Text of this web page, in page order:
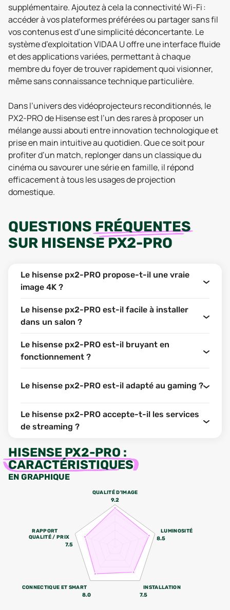
supplémentaire. Ajoutez à cela la connectivité Wi-Fi :
accéder à vos plateformes préférées ou partager sans fil
vos contenus est d’une simplicité déconcertante. Le
système d’exploitation VIDAA U offre une interface fluide
et des applications variées, permettant à chaque
membre du foyer de trouver rapidement quoi visionner,
même sans connaissance technique particulière.
Dans l’univers des vidéoprojecteurs reconditionnés, le
PX2-PRO de Hisense est l’un des rares à proposer un
mélange aussi abouti entre innovation technologique et
prise en main intuitive au quotidien. Que ce soit pour
profiter d’un match, replonger dans un classique du
cinéma ou savourer une série en famille, il répond
efficacement à tous les usages de projection
domestique.
QUESTIONS FRÉQUENTES
SUR HISENSE PX2-PRO
Le hisense px2-PRO propose-t-il une vraie
image 4K ?
Le hisense px2-PRO est-il facile à installer
dans un salon ?
Le hisense px2-PRO est-il bruyant en
fonctionnement ?
Le hisense px2-PRO est-il adapté au gaming ?
Le hisense px2-PRO accepte-t-il les services
de streaming ?
HISENSE PX2-PRO :
CARACTÉRISTIQUES
EN GRAPHIQUE
QUALITÉ D'IMAGE
9.2
LUMINOSITÉ
8.5
INSTALLATION
7.5
CONNECTIQUE ET SMART
8.0
RAPPORT
QUALITÉ / PRIX
7.5